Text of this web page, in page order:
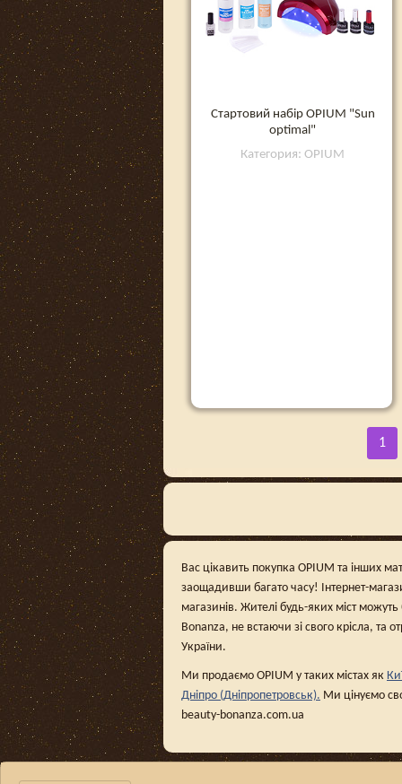
Стартовий набір OPIUM "Sun
optimal"
Категория: OPIUM
1
Вас цікавить покупка OPIUM та інших
заощадивши багато часу! Інтернет-
магазинів. Жителі будь-яких міст
Bonanza, не встаючи зі свого крісла, та
України.
Ми продаємо OPIUM у таких містах як
Дніпро (Дніпропетровськ). Ми цінуємо
beauty-bonanza.com.ua